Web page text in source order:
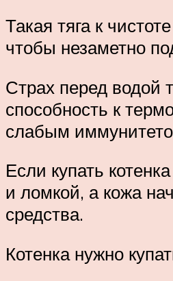
Такая тяга к
чтобы незаметно
Страх перед водой
способность к
слабым
Если купать
и ломкой, а кожа
средства.
Котенка нужно